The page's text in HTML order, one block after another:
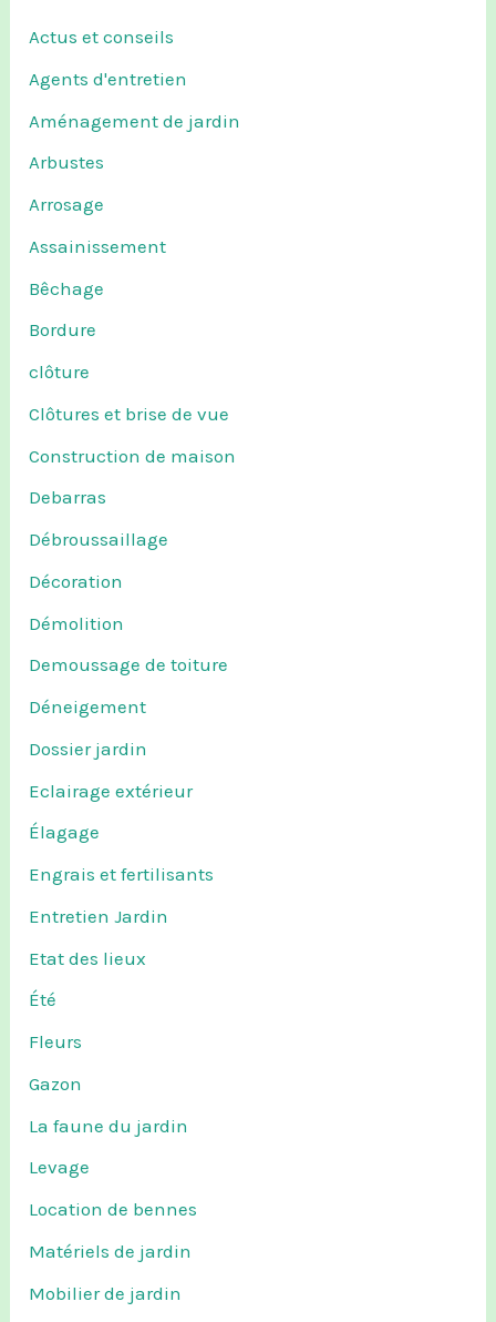
Actus et conseils
Agents d'entretien
Aménagement de jardin
Arbustes
Arrosage
Assainissement
Bêchage
Bordure
clôture
Clôtures et brise de vue
Construction de maison
Debarras
Débroussaillage
Décoration
Démolition
Demoussage de toiture
Déneigement
Dossier jardin
Eclairage extérieur
Élagage
Engrais et fertilisants
Entretien Jardin
Etat des lieux
Été
Fleurs
Gazon
La faune du jardin
Levage
Location de bennes
Matériels de jardin
Mobilier de jardin